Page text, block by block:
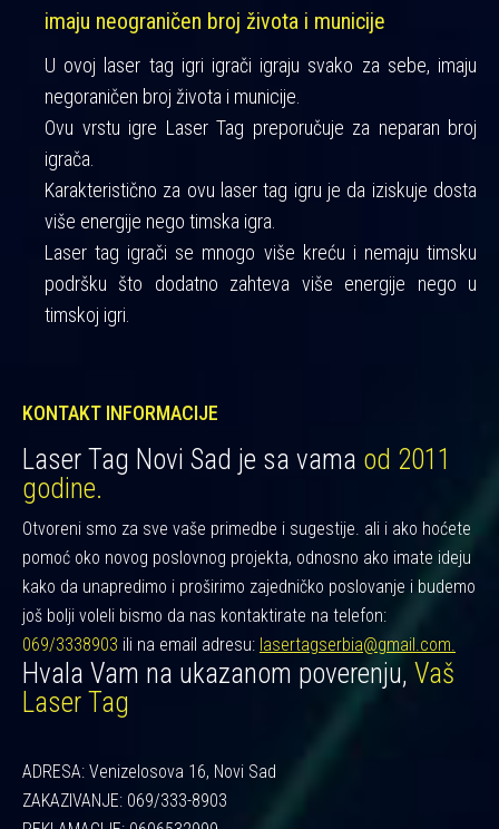
imaju neograničen broj života i municije
U ovoj laser tag igri igrači igraju svako za sebe, imaju
negoraničen broj života i municije.
Ovu vrstu igre Laser Tag preporučuje za neparan broj
igrača.
Karakteristično za ovu laser tag igru je da iziskuje dosta
više energije nego timska igra.
Laser tag igrači se mnogo više kreću i nemaju timsku
podršku što dodatno zahteva više energije nego u
timskoj igri.
KONTAKT INFORMACIJE
Laser Tag Novi Sad je sa vama od 2011
godine.
Otvoreni smo za sve vaše primedbe i sugestije. ali i ako hoćete
pomoć oko novog poslovnog projekta, odnosno ako imate ideju
kako da unapredimo i proširimo zajedničko poslovanje i budemo
još bolji voleli bismo da nas kontaktirate na telefon:
069/3338903 ili na email adresu: lasertagserbia@gmail.com.
Hvala Vam na ukazanom poverenju, Vaš
Laser Tag
ADRESA: Venizelosova 16, Novi Sad
ZAKAZIVANJE: 069/333-8903